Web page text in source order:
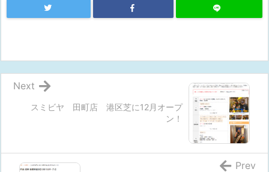
スミビヤ 田町店 港区芝に12月オープ
ン！
Next
Prev